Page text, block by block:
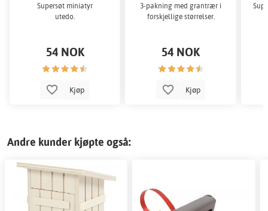
Supersøt miniatyr
utedo.
54 NOK
Kjøp
3-pakning med grantrær i
forskjellige størrelser.
54 NOK
Kjøp
Andre kunder kjøpte også: